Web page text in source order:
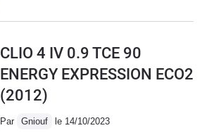
CLIO 4 IV 0.9 TCE 90
ENERGY EXPRESSION ECO2
(2012)
Par Gniouf le 14/10/2023